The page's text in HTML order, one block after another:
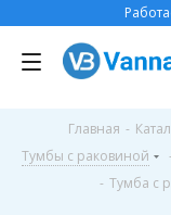
Главная -
Тумбы с раковиной
- Тумба с